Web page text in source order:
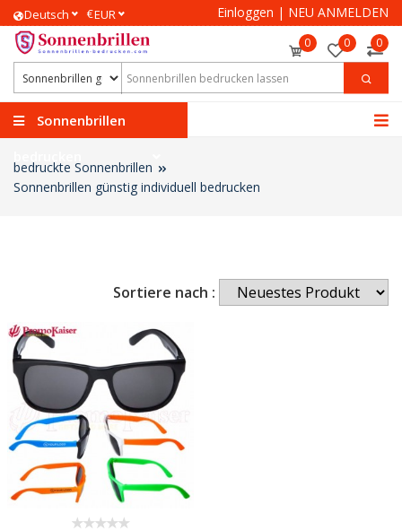
Deutsch €EUR Einloggen | NEU ANMELDEN
0 0 0
Sonnenbrillen
bedruckte Sonnenbrillen
Sonnenbrillen günstig individuell bedrucken
Sortiere nach :